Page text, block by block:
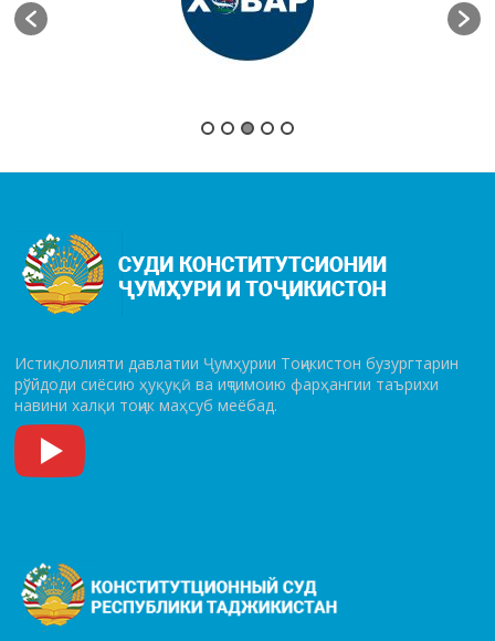
Истиқлолияти давлатии Ҷумҳурии Тоҷикистон бузургтарин
рўй­до­ди сиёсию ҳуқуқӣ ва иҷтимоию фарҳангии таърихи
навини халқи тоҷик маҳсуб меёбад.